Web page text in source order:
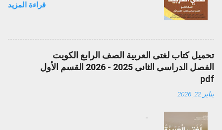
قراءة المزيد
تحميل كتاب لغتى العربية الصف الرابع الكويت
الفصل الدراسى الثانى 2025 - 2026 القسم الأول
pdf
يناير 22, 2026